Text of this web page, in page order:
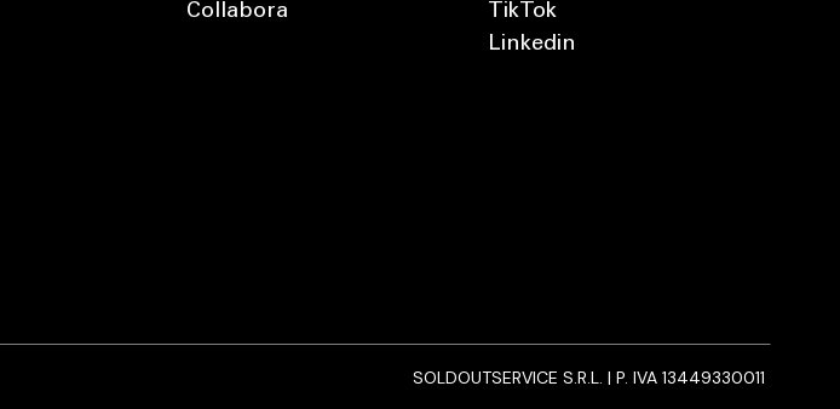
Collabora
TikTok
Linkedin
SOLDOUTSERVICE S.R.L. | P. IVA 13449330011